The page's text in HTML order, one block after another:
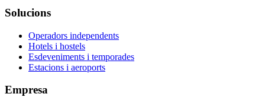
Solucions
Operadors independents
Hotels i hostels
Esdeveniments i temporades
Estacions i aeroports
Empresa